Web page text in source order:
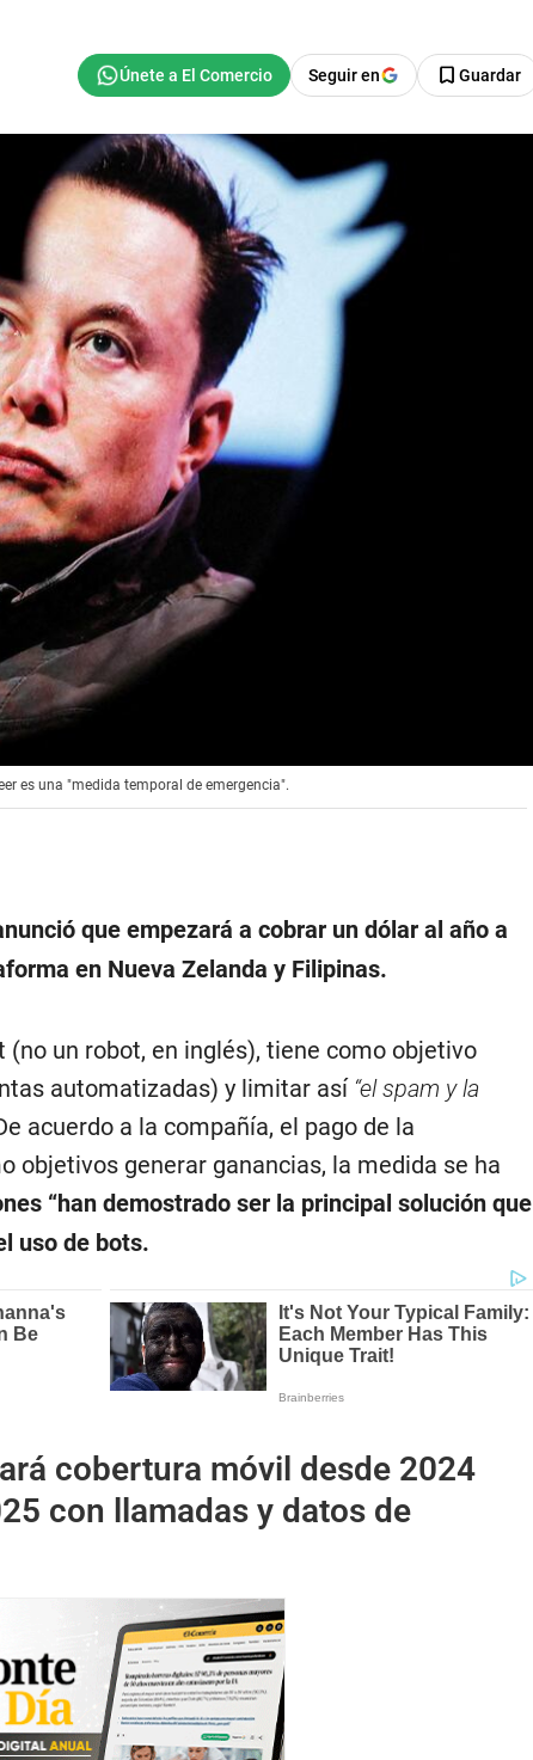
Seguir en Guardar
es una "medida temporal de emergencia".
que empezará a cobrar un dólar al año a
en Nueva Zelanda y Filipinas.
(no un robot, en inglés), tiene como objetivo
automatizadas) y limitar así “el spam y la
acuerdo a la compañía, el pago de la
objetivos generar ganancias, la medida se ha
“han demostrado ser la principal solución que
uso de bots.
cobertura móvil desde 2024
con llamadas y datos de